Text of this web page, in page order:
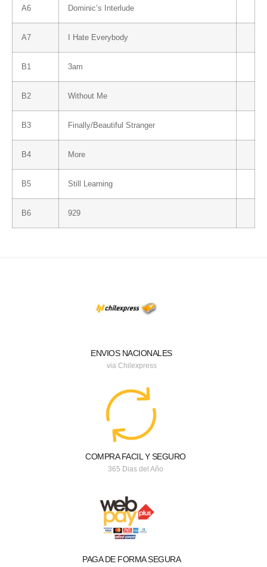
A6 Dominic’s Interlude
A7 I Hate Everybody
B1 3am
B2 Without Me
B3 Finally/Beautiful Stranger
B4 More
B5 Still Learning
B6 929
ENVIOS NACIONALES
via Chilexpress
COMPRA FACIL Y SEGURO
365 Dias del Año
PAGA DE FORMA SEGURA